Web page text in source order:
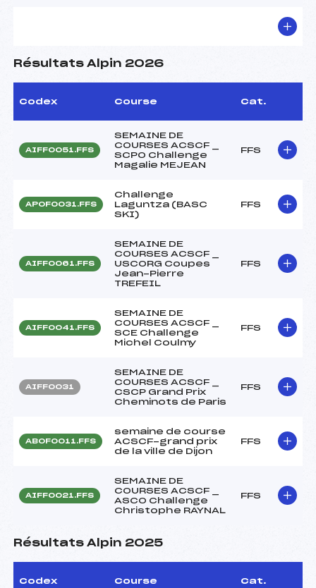
Résultats Alpin 2026
Codex Course Cat.
AIFF0051.FFS
SEMAINE DE
COURSES ACSCF _
SCPO Challenge
Magalie MEJEAN
FFS
APOF0031.FFS
Challenge
Laguntza (BASC
SKI)
FFS
AIFF0061.FFS
SEMAINE DE
COURSES ACSCF _
USCORG Coupes
Jean-Pierre
TREFEIL
FFS
AIFF0041.FFS
SEMAINE DE
COURSES ACSCF _
SCE Challenge
Michel Coulmy
FFS
AIFF0031
SEMAINE DE
COURSES ACSCF _
CSCP Grand Prix
Cheminots de Paris
FFS
ABOF0011.FFS
semaine de course
ACSCF-grand prix
de la ville de Dijon
FFS
AIFF0021.FFS
SEMAINE DE
COURSES ACSCF _
ASCO Challenge
Christophe RAYNAL
FFS
Résultats Alpin 2025
Codex Course Cat.